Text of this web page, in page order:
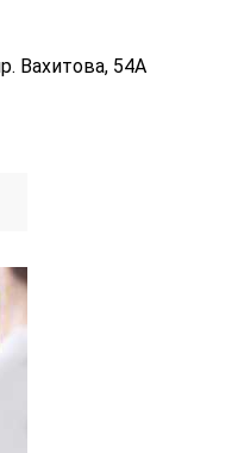
Вахитова, 54А